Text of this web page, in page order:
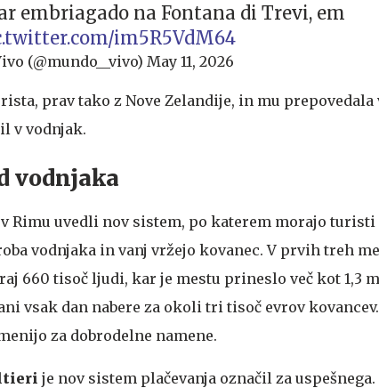
embriagado na Fontana di Trevi, em
im5R5VdM64
(@mundo__vivo) May 11, 2026
prav tako z Nove Zelandije, in mu
v vodnjak.
vodnjaka
Rimu uvedli nov sistem, po katerem morajo turisti
vodnjaka in vanj vržejo kovanec. V prvih treh
660 tisoč ljudi, kar je mestu prineslo več kot 1,3
vsak dan nabere za okoli tri tisoč evrov
za dobrodelne namene.
je nov sistem plačevanja označil za